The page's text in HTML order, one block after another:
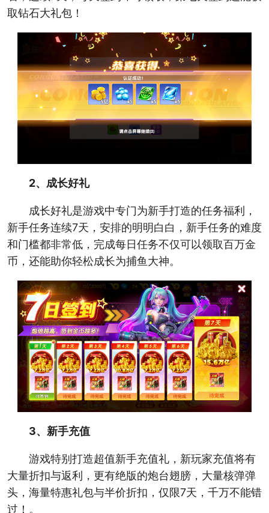
取钻石大礼包！
2、成长好礼
成长好礼是游戏中专门为新手打造的任务福利，
新手任务连续7天，安排的明明白白，新手任务的难度
和门槛都非常低，完成每日任务不仅可以领取百万金
币，还能助你轻松成长为捕鱼大神。
3、新手充值
游戏特别打造超值新手充值礼，新玩家充值将有
大量折扣与返利，更有绝版的炮台翅膀，大量核弹弹
头，海量特惠礼包与半价折扣，仅限7天，千万不能错
过！。